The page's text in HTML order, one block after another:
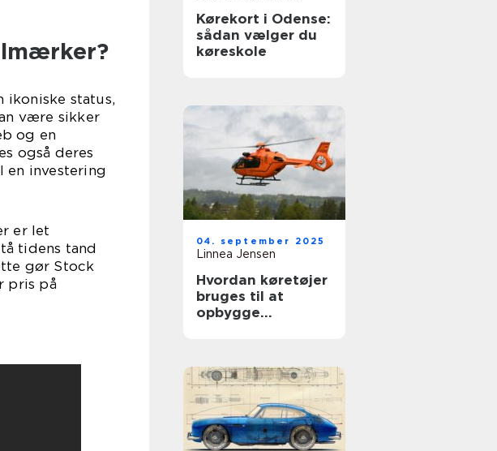
status,
være sikker
og en
også deres
investering
er let
tidens tand
gør Stock
pris på
Kørekort i Odense:
sådan vælger du
køreskole
04. september 2025
Linnea Jensen
Hvordan køretøjer
bruges til at
opbygge